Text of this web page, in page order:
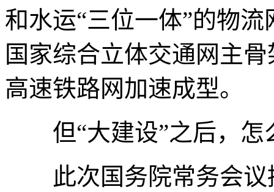
和水运“三位一体”的物
国家综合立体交通网主
高速铁路网加速成型。
但“大建设”之后，怎
此次国务院常务会议